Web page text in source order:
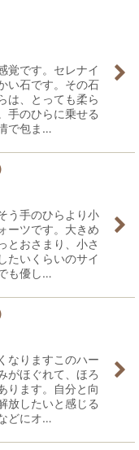
覚です。セレナイ
い石です。その石
は、とっても柔ら
手のひらに乗せる
で包ま…
う手のひらより小
ーツです。大きめ
とおさまり、小さ
たいくらいのサイ
も優し…
なりますこのハー
がほぐれて、ほろ
ります。自分と向
放したいと感じる
どにオ…